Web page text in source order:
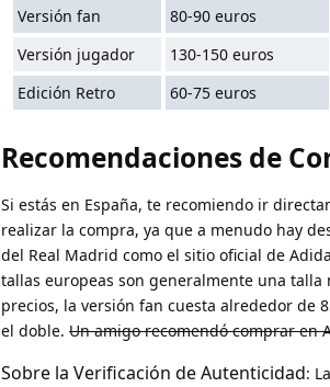
Versión fan
80-90 euros
Versión jugador
130-150 euros
Edición Retro
60-75 euros
Recomendaciones de
Si estás en España, te recomiendo ir
realizar la compra, ya que a menudo hay
del Real Madrid como el sitio oficial de
tallas europeas son generalmente una
precios, la versión fan cuesta alrededor de
el doble. Un amigo recomendó comprar en
Sobre la Verificación de Autenticidad: